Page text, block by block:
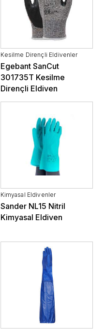
Kimyasal Eldivenler
Sander NL15 Nitril
Kimyasal Eldiven
Kesilme Dirençli Eldivenler
Egebant SanCut
301735T Kesilme
Dirençli Eldiven